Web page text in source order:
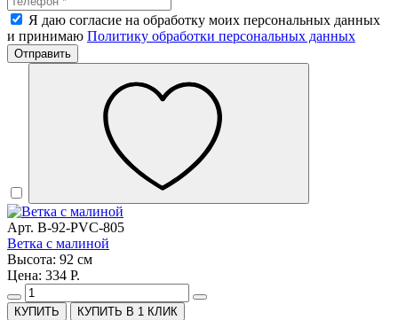
Я даю согласие на обработку моих персональных данных
и принимаю Политику обработки персональных данных
Отправить
Арт. B-92-PVC-805
Ветка с малиной
Высота: 92 см
Цена: 334 Р.
КУПИТЬ В 1 КЛИК